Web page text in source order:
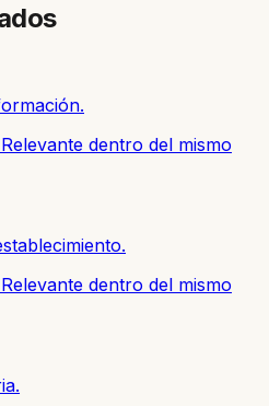
Relevante dentro del mismo
Relevante dentro del mismo